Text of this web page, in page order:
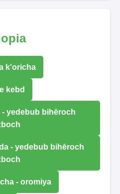
k'oricha
kebd
yedebub bihēroch
- yedebub bihēroch
- oromiya